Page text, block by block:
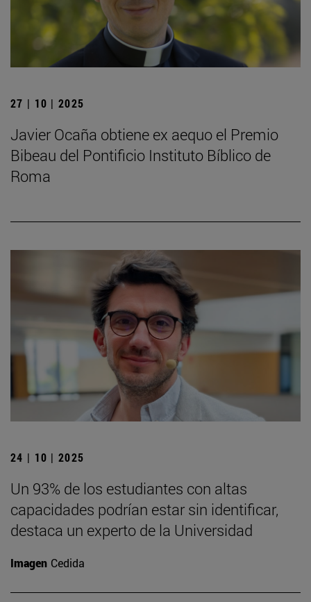
27 | 10 | 2025
Javier Ocaña obtiene ex aequo el Premio
Bibeau del Pontificio Instituto Bíblico de
Roma
24 | 10 | 2025
Un 93% de los estudiantes con altas
capacidades podrían estar sin identificar,
destaca un experto de la Universidad
Imagen Cedida